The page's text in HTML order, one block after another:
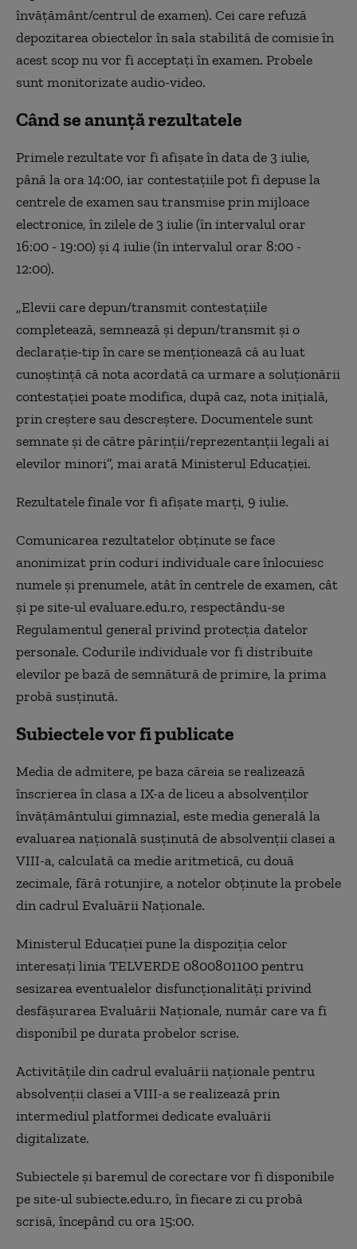
învăţământ/centrul de examen). Cei care refuză
depozitarea obiectelor în sala stabilită de comisie în
acest scop nu vor fi acceptaţi în examen. Probele
sunt monitorizate audio-video.
Când se anunță rezultatele
Primele rezultate vor fi afişate în data de 3 iulie,
până la ora 14:00, iar contestaţiile pot fi depuse la
centrele de examen sau transmise prin mijloace
electronice, în zilele de 3 iulie (în intervalul orar
16:00 - 19:00) şi 4 iulie (în intervalul orar 8:00 -
12:00).
„Elevii care depun/transmit contestaţiile
completează, semnează şi depun/transmit şi o
declaraţie-tip în care se menţionează că au luat
cunoştinţă că nota acordată ca urmare a soluţionării
contestaţiei poate modifica, după caz, nota iniţială,
prin creştere sau descreştere. Documentele sunt
semnate şi de către părinţii/reprezentanţii legali ai
elevilor minori”, mai arată Ministerul Educaţiei.
Rezultatele finale vor fi afişate marţi, 9 iulie.
Comunicarea rezultatelor obţinute se face
anonimizat prin coduri individuale care înlocuiesc
numele şi prenumele, atât în centrele de examen, cât
şi pe site-ul evaluare.edu.ro, respectându-se
Regulamentul general privind protecţia datelor
personale. Codurile individuale vor fi distribuite
elevilor pe bază de semnătură de primire, la prima
probă susţinută.
Subiectele vor fi publicate
Media de admitere, pe baza căreia se realizează
înscrierea în clasa a IX-a de liceu a absolvenţilor
învăţământului gimnazial, este media generală la
evaluarea naţională susţinută de absolvenţii clasei a
VIII-a, calculată ca medie aritmetică, cu două
zecimale, fără rotunjire, a notelor obţinute la probele
din cadrul Evaluării Naţionale.
Ministerul Educaţiei pune la dispoziţia celor
interesaţi linia TELVERDE 0800801100 pentru
sesizarea eventualelor disfuncţionalităţi privind
desfăşurarea Evaluării Naţionale, număr care va fi
disponibil pe durata probelor scrise.
Activităţile din cadrul evaluării naţionale pentru
absolvenţii clasei a VIII-a se realizează prin
intermediul platformei dedicate evaluării
digitalizate.
Subiectele şi baremul de corectare vor fi disponibile
pe site-ul subiecte.edu.ro, în fiecare zi cu probă
scrisă, începând cu ora 15:00.